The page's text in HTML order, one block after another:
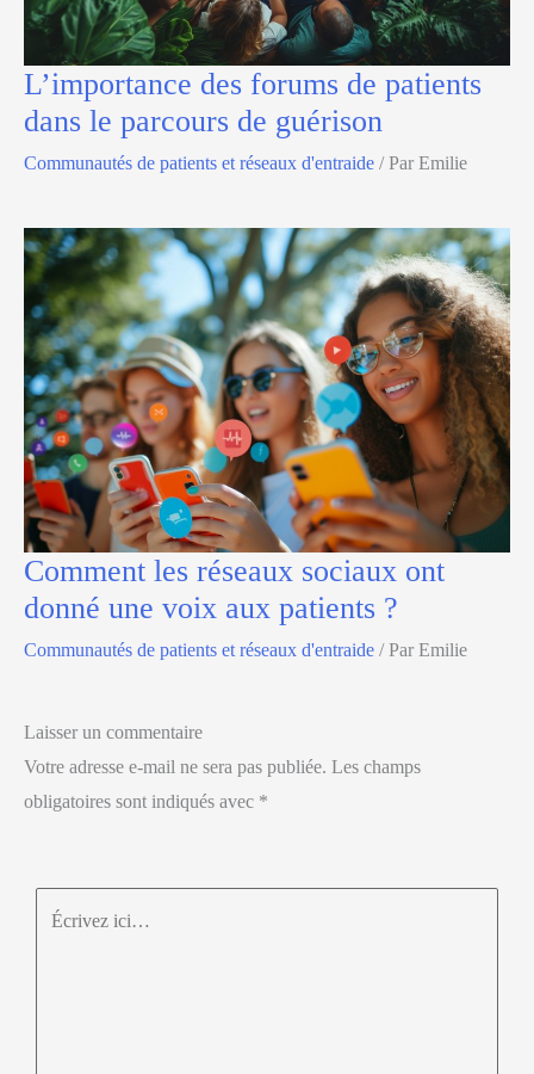
L’importance des forums de patients
dans le parcours de guérison
Communautés de patients et réseaux d'entraide / Par Emilie
Comment les réseaux sociaux ont
donné une voix aux patients ?
Communautés de patients et réseaux d'entraide / Par Emilie
Laisser un commentaire
Votre adresse e-mail ne sera pas publiée. Les champs
obligatoires sont indiqués avec *